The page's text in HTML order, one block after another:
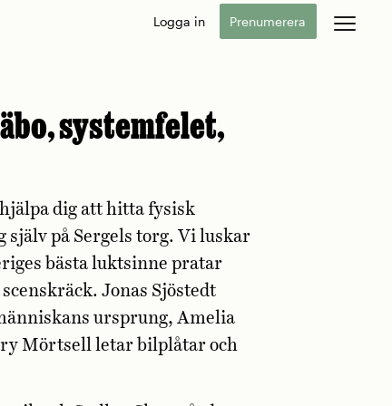
Logga in Prenumerera
systemfelet,
dig att hitta fysisk
själv på Sergels torg. Vi luskar
bästa luktsinne pratar
Jonas Sjöstedt
ursprung, Amelia
Mörtsell letar bilplåtar och